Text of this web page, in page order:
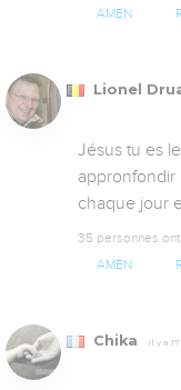
AMEN
Lionel
Jésus tu es
appronfondir
chaque jour
35 personnes
AMEN
Chika Il y a